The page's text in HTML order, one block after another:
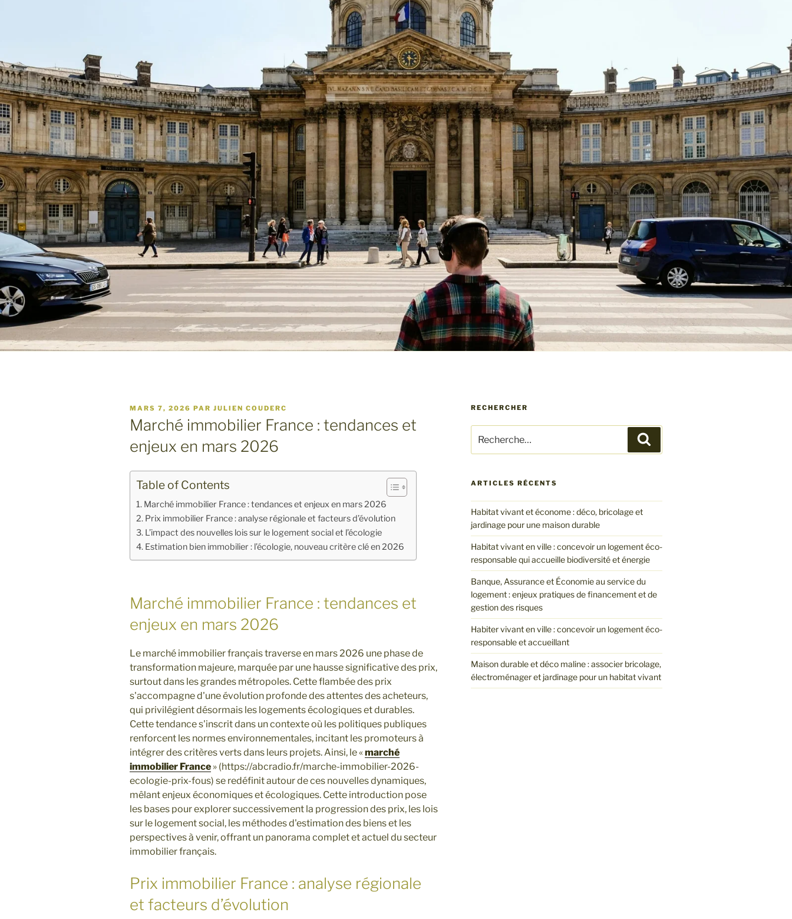
PUBLIÉ
LE
MARS 7, 2026 PAR JULIEN COUDERC
Marché immobilier France : tendances et
enjeux en mars 2026
Table of Contents
Marché immobilier France : tendances et enjeux en mars 2026
Prix immobilier France : analyse régionale et facteurs d’évolution
L’impact des nouvelles lois sur le logement social et l’écologie
Estimation bien immobilier : l’écologie, nouveau critère clé en 2026
Marché immobilier France : tendances et
enjeux en mars 2026
Le marché immobilier français traverse en mars 2026 une phase de
transformation majeure, marquée par une hausse significative des prix,
surtout dans les grandes métropoles. Cette flambée des prix
s'accompagne d'une évolution profonde des attentes des acheteurs,
qui privilégient désormais les logements écologiques et durables.
Cette tendance s'inscrit dans un contexte où les politiques publiques
renforcent les normes environnementales, incitant les promoteurs à
intégrer des critères verts dans leurs projets. Ainsi, le «marché
immobilier France » (https://abcradio.fr/marche-immobilier-2026-
ecologie-prix-fous) se redéfinit autour de ces nouvelles dynamiques,
mêlant enjeux économiques et écologiques. Cette introduction pose
les bases pour explorer successivement la progression des prix, les lois
sur le logement social, les méthodes d'estimation des biens et les
perspectives à venir, offrant un panorama complet et actuel du secteur
immobilier français.
Prix immobilier France : analyse régionale
et facteurs d’évolution
RECHERCHER
pour
:
ARTICLES RÉCENTS
Habitat vivant et économe : déco, bricolage et
jardinage pour une maison durable
Habitat vivant en ville : concevoir un logement éco-
responsable qui accueille biodiversité et énergie
Banque, Assurance et Économie au service du
logement : enjeux pratiques de financement et de
gestion des risques
Habiter vivant en ville : concevoir un logement éco-
responsable et accueillant
Maison durable et déco maline : associer bricolage,
électroménager et jardinage pour un habitat vivant